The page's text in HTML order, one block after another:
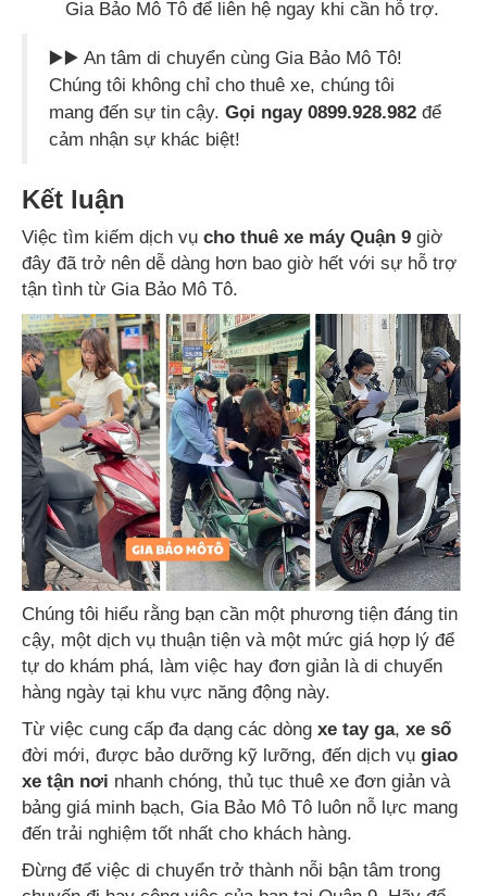
Gia Bảo Mô Tô để liên hệ ngay khi cần hỗ trợ.
▶️▶️ An tâm di chuyển cùng Gia Bảo Mô Tô!
Chúng tôi không chỉ cho thuê xe, chúng tôi
mang đến sự tin cậy. Gọi ngay 0899.928.982 để
cảm nhận sự khác biệt!
Kết luận
Việc tìm kiếm dịch vụ cho thuê xe máy Quận 9 giờ
đây đã trở nên dễ dàng hơn bao giờ hết với sự hỗ trợ
tận tình từ Gia Bảo Mô Tô.
Chúng tôi hiểu rằng bạn cần một phương tiện đáng tin
cậy, một dịch vụ thuận tiện và một mức giá hợp lý để
tự do khám phá, làm việc hay đơn giản là di chuyển
hàng ngày tại khu vực năng động này.
Từ việc cung cấp đa dạng các dòng xe tay ga, xe số
đời mới, được bảo dưỡng kỹ lưỡng, đến dịch vụ giao
xe tận nơi nhanh chóng, thủ tục thuê xe đơn giản và
bảng giá minh bạch, Gia Bảo Mô Tô luôn nỗ lực mang
đến trải nghiệm tốt nhất cho khách hàng.
Đừng để việc di chuyển trở thành nỗi bận tâm trong